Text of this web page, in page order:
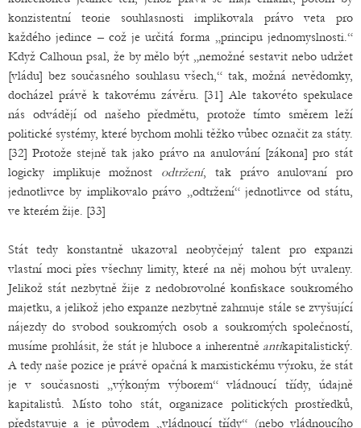
konzistentní teorie souhlasnosti implikovala právo veta pro
každého jedince – což je určitá forma „principu jednomyslnosti.“
Když Calhoun psal, že by mělo být „nemožné sestavit nebo udržet
[vládu] bez současného souhlasu všech,“ tak, možná nevědomky,
docházel právě k takovému závěru. [31] Ale takovéto spekulace
nás odvádějí od našeho předmětu, protože tímto směrem leží
politické systémy, které bychom mohli těžko vůbec označit za státy.
[32] Protože stejně tak jako právo na anulování [zákona] pro stát
logicky implikuje možnost odtržení, tak právo anulovaní pro
jednotlivce by implikovalo právo „odtržení“ jednotlivce od státu,
ve kterém žije. [33]
Stát tedy konstantně ukazoval neobyčejný talent pro expanzi
vlastní moci přes všechny limity, které na něj mohou být uvaleny.
Jelikož stát nezbytně žije z nedobrovolné konfiskace soukromého
majetku, a jelikož jeho expanze nezbytně zahrnuje stále se zvyšující
nájezdy do svobod soukromých osob a soukromých společností,
musíme prohlásit, že stát je hluboce a inherentně antikapitalistický.
A tedy naše pozice je právě opačná k marxistickému výroku, že stát
je v současnosti „výkoným výborem“ vládnoucí třídy, údajně
kapitalistů. Místo toho stát, organizace politických prostředků,
představuje a je původem „vládnoucí třídy“ (nebo vládnoucího